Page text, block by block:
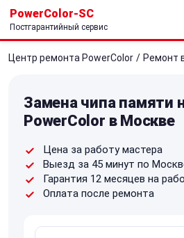
PowerColor-SC
Постгарантийный сервис
Центр ремонта PowerColor / Ремонт
Замена чипа памяти
PowerColor в Москве
Цена за работу мастера
Выезд за 45 минут по
Гарантия 12 месяцев на
Оплата после ремонта